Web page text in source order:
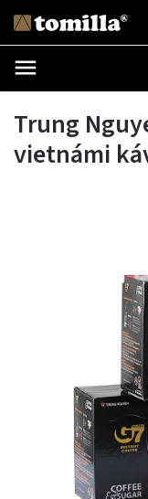
Trung
vietnámi